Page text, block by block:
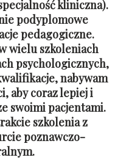
kliniczna).
podyplomowe
pedagogiczne.
wielu szkoleniach
psychologicznych,
nabywam
aby coraz lepiej i
swoimi pacjentami.
szkolenia z
poznawczo-